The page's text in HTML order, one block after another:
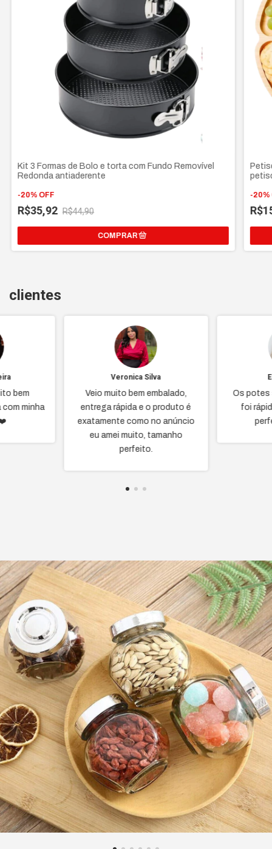
Kit 3 Formas de Bolo e torta com Fundo Removível
Redonda antiaderente
-20% OFF
R$35,92 R$44,90
-20%
clientes
bem
minha
Veronica Silva
Veio muito bem embalado,
entrega rápida e o produto é
exatamente como no anúncio
eu amei muito, tamanho
perfeito.
Os potes
foi